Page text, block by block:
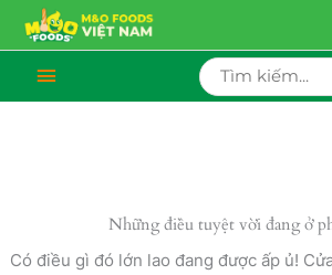
content
dung
Bên
trang
Search
for:
Những điều tuyệt vời đang ở
Có điều gì đó lớn lao đang được ấp ủ!